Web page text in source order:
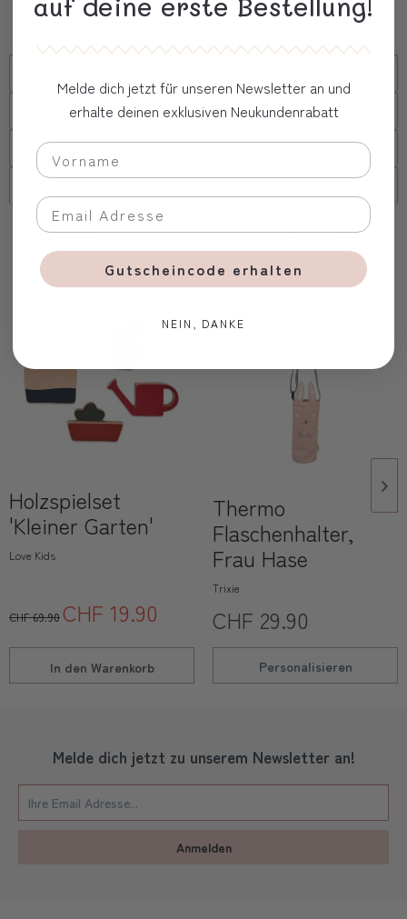
Kostbare Verpackung
FAQs
Oft zusammen gekauft
Holzspielset
'Kleiner Garten'
Love Kids
CHF 69.90CHF 19.90
In den Warenkorb
Thermo
Flaschenhalter,
Frau Hase
Trixie
CHF 29.90
Personalisieren
Melde dich jetzt zu unserem Newsletter an!
Anmelden
auf deine erste Bestellung!
Melde dich jetzt für unseren Newsletter an und
erhalte deinen exklusiven Neukundenrabatt
Gutscheincode erhalten
NEIN, DANKE